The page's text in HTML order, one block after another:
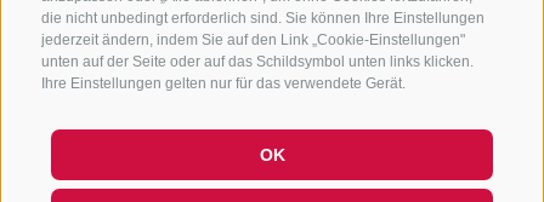
die nicht unbedingt erforderlich sind. Sie können Ihre Einstellungen
jederzeit ändern, indem Sie auf den Link „Cookie-Einstellungen"
unten auf der Seite oder auf das Schildsymbol unten links klicken.
Ihre Einstellungen gelten nur für das verwendete Gerät.
OK